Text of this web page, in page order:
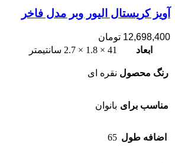
آویز کریستال الیور وبر مدل فاخر
12,698,400 تومان
ابعاد
41 × 1.8 × 2.7 سانتیمتر
رنگ محصول نقره ای
مناسب برای بانوان
اضافه طول 65